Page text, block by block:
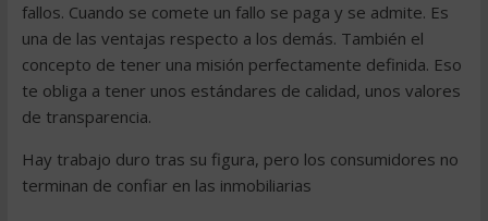
fallos. Cuando se comete un fallo se paga y se admite. Es
una de las ventajas respecto a los demás. También el
concepto de tener una misión perfectamente definida. Eso
te obliga a tener unos estándares de calidad, unos valores
de transparencia.
Hay trabajo duro tras su figura, pero los consumidores no
terminan de confiar en las inmobiliarias